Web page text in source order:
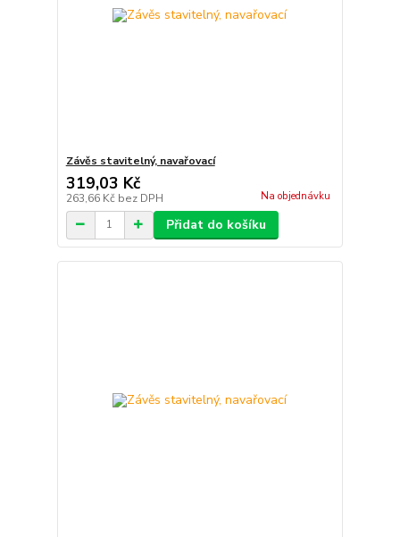
Závěs stavitelný, navařovací
319,03 Kč
263,66 Kč bez DPH Na objednávku
Přidat do košíku